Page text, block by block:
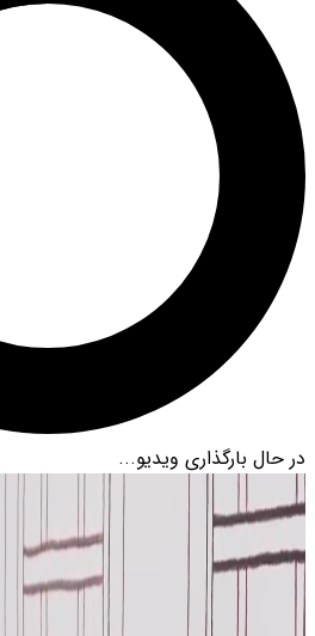
در حال بارگذاری ویدیو...